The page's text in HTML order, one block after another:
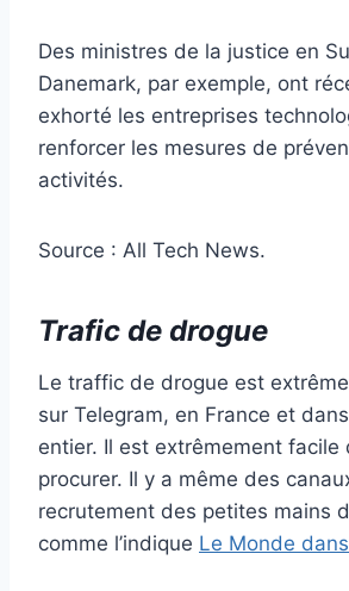
Des ministres de la justice en
Danemark, par exemple, ont
exhorté les entreprises
renforcer les mesures de
activités​.
Source : All Tech News.
Trafic de drogue
Le traffic de drogue est
sur Telegram, en France et
entier. Il est extrêmement facile
procurer. Il y a même des
recrutement des petites mains
comme l’indique Le Monde